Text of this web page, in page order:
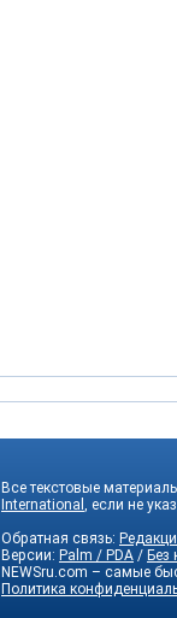
Все текстовые
International , если не
Обратная связь:
Версии: Palm / PDA / Без
NEWSru.com – самые
Политика